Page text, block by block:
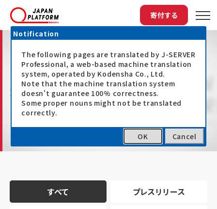
寄付する
最新情報
すべて プレスリリース
Notification
The following pages are translated by J-SERVER
Professional, a web-based machine translation
system, operated by Kodensha Co., Ltd.
Note that the machine translation system
doesn't guarantee 100% correctness.
Some proper nouns might not be translated
correctly.
OK Cancel